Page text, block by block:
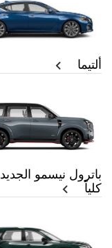
ألتيما
باترول نيسمو الجديد
كلياً